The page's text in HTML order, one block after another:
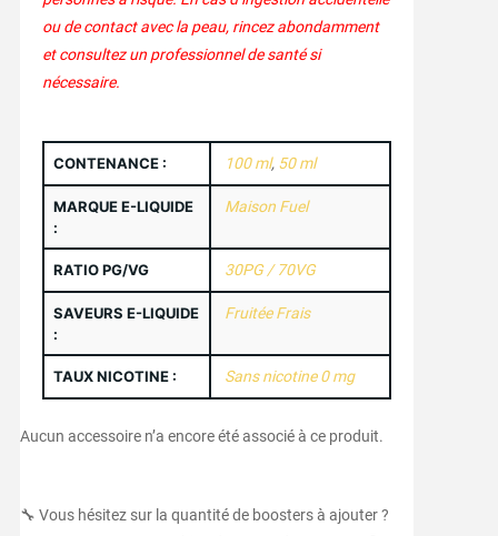
ou de contact avec la peau, rincez abondamment
et consultez un professionnel de santé si
nécessaire.
CONTENANCE : 100 ml, 50 ml
MARQUE E-LIQUIDE
:
Maison Fuel
RATIO PG/VG 30PG / 70VG
SAVEURS E-LIQUIDE
:
Fruitée Frais
TAUX NICOTINE : Sans nicotine 0 mg
Aucun accessoire n’a encore été associé à ce produit.
🔧 Vous hésitez sur la quantité de boosters à ajouter ?